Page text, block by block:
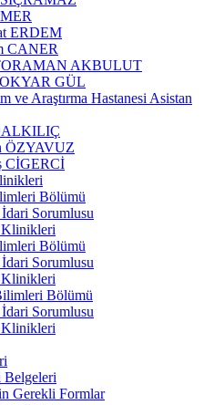
ERDEM
CANER
AKBULUT
GÜL
ve Araştırma Hastanesi Asistan
ÖZYAVUZ
CİGERCİ
Bölümü
Sorumlusu
Bölümü
Sorumlusu
Bölümü
Sorumlusu
Belgeleri
Gerekli Formlar